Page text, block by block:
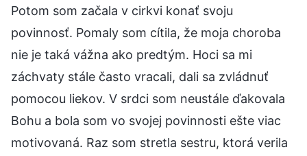
Potom som začala v cirkvi konať svoju
povinnosť. Pomaly som cítila, že moja choroba
nie je taká vážna ako predtým. Hoci sa mi
záchvaty stále často vracali, dali sa zvládnuť
pomocou liekov. V srdci som neustále ďakovala
Bohu a bola som vo svojej povinnosti ešte viac
motivovaná. Raz som stretla sestru, ktorá verila